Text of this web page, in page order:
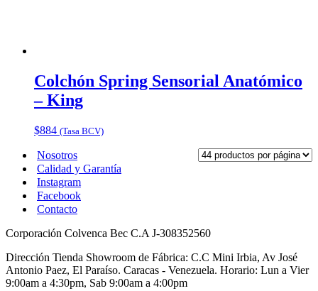
Colchón Spring Sensorial Anatómico
– King
$884 (Tasa BCV)
Nosotros
Calidad y Garantía
Instagram
Facebook
Contacto
Corporación Colvenca Bec C.A J-308352560
Dirección Tienda Showroom de Fábrica: C.C Mini Irbia, Av José
Antonio Paez, El Paraíso. Caracas - Venezuela. Horario: Lun a Vier
9:00am a 4:30pm, Sab 9:00am a 4:00pm